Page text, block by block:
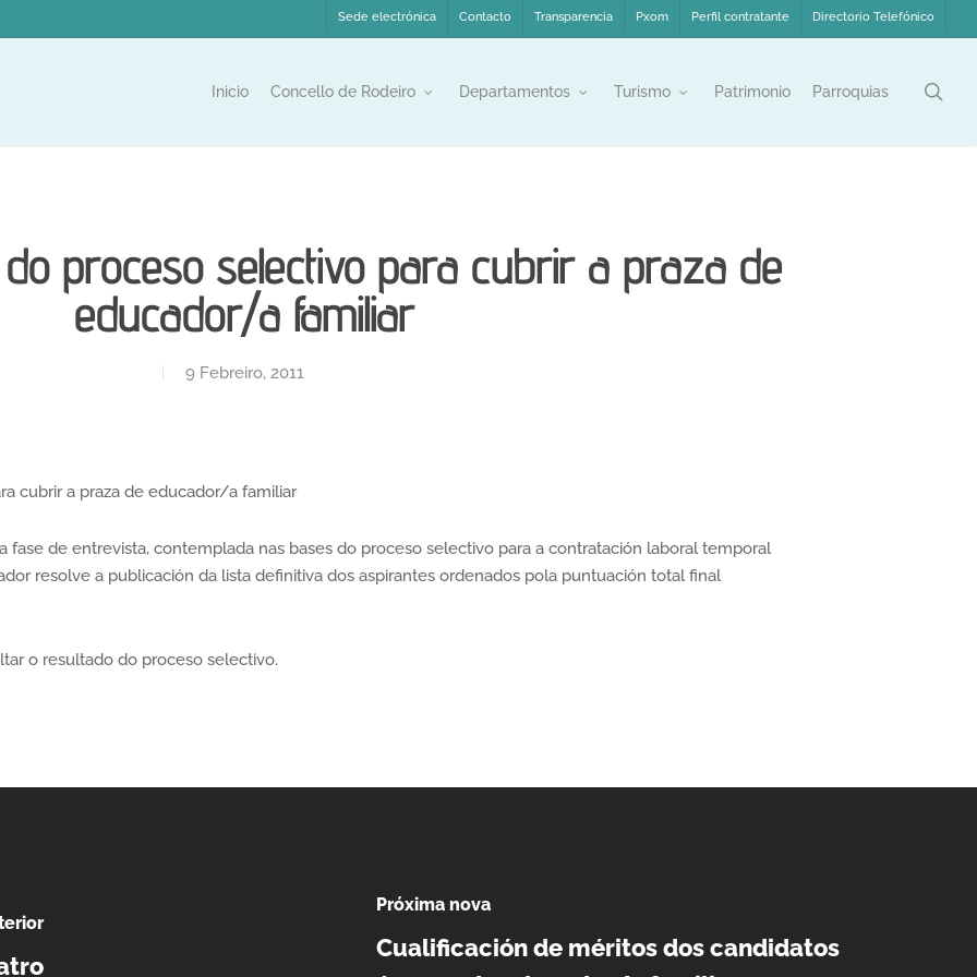
Sede electrónica Contacto Transparencia Pxom Perfil contratante Directorio Telefónico
Inicio Concello de Rodeiro Departamentos Turismo Patrimonio Parroquias
do proceso selectivo para cubrir a praza de
educador/a familiar
9 Febreiro, 2011
cubrir a praza de educador/a familiar
fase de entrevista, contemplada nas bases do proceso selectivo para a contratación laboral temporal
resolve a publicación da lista definitiva dos aspirantes ordenados pola puntuación total final
o resultado do proceso selectivo.
Próxima nova
Cualificación de méritos dos candidatos